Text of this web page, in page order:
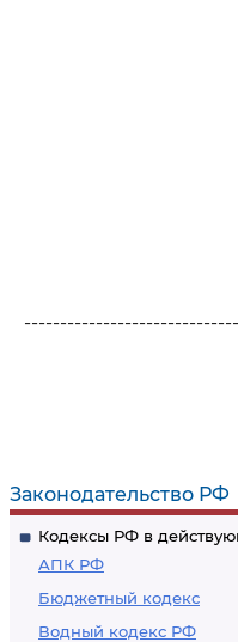
Законодательство РФ
Кодексы РФ в
АПК РФ
Бюджетный кодекс
Водный кодекс РФ